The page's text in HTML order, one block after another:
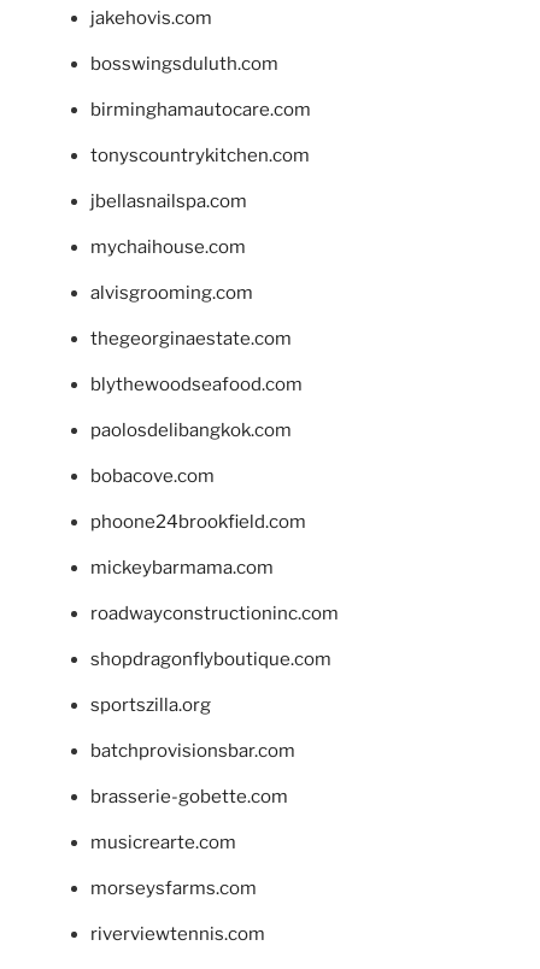
jakehovis.com
bosswingsduluth.com
birminghamautocare.com
tonyscountrykitchen.com
jbellasnailspa.com
mychaihouse.com
alvisgrooming.com
thegeorginaestate.com
blythewoodseafood.com
paolosdelibangkok.com
bobacove.com
phoone24brookfield.com
mickeybarmama.com
roadwayconstructioninc.com
shopdragonflyboutique.com
sportszilla.org
batchprovisionsbar.com
brasserie-gobette.com
musicrearte.com
morseysfarms.com
riverviewtennis.com